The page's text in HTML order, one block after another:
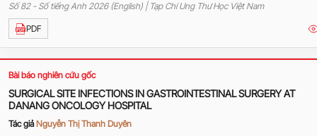
Số 82 - Số tiếng Anh 2026 (English) | Tạp Chí Ung Thư Học Việt Nam
PDF
Bài báo nghiên cứu gốc
SURGICAL SITE INFECTIONS IN GASTROINTESTINAL SURGERY AT
DANANG ONCOLOGY HOSPITAL
Tác giả Nguyễn Thị Thanh Duyên